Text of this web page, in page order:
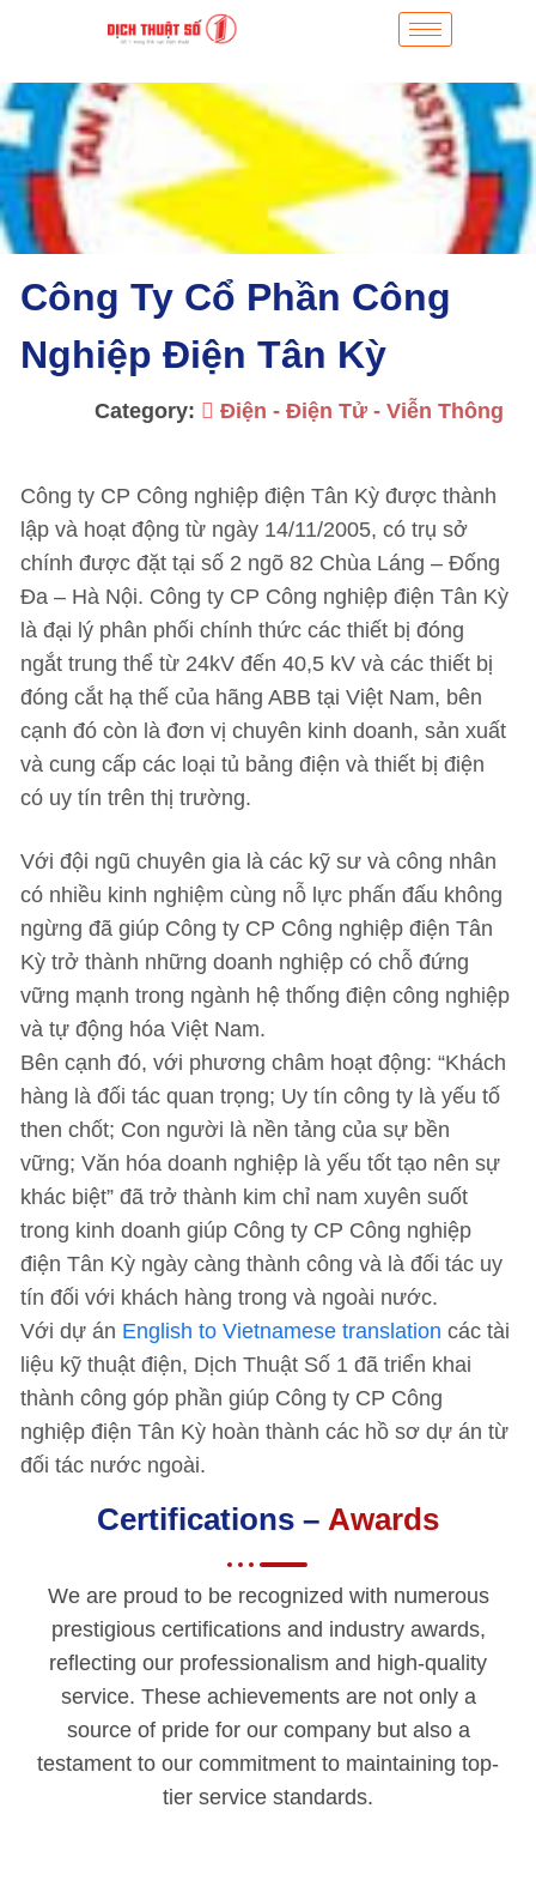
Công Ty Cổ Phần Công
Nghiệp Điện Tân Kỳ
Category: Điện - Điện Tử - Viễn Thông
Công ty CP Công nghiệp điện Tân Kỳ được thành
lập và hoạt động từ ngày 14/11/2005, có trụ sở
chính được đặt tại số 2 ngõ 82 Chùa Láng – Đống
Đa – Hà Nội. Công ty CP Công nghiệp điện Tân Kỳ
là đại lý phân phối chính thức các thiết bị đóng
ngắt trung thể từ 24kV đến 40,5 kV và các thiết bị
đóng cắt hạ thế của hãng ABB tại Việt Nam, bên
cạnh đó còn là đơn vị chuyên kinh doanh, sản xuất
và cung cấp các loại tủ bảng điện và thiết bị điện
có uy tín trên thị trường.
Với đội ngũ chuyên gia là các kỹ sư và công nhân
có nhiều kinh nghiệm cùng nỗ lực phấn đấu không
ngừng đã giúp Công ty CP Công nghiệp điện Tân
Kỳ trở thành những doanh nghiệp có chỗ đứng
vững mạnh trong ngành hệ thống điện công nghiệp
và tự động hóa Việt Nam.
Bên cạnh đó, với phương châm hoạt động: “Khách
hàng là đối tác quan trọng; Uy tín công ty là yếu tố
then chốt; Con người là nền tảng của sự bền
vững; Văn hóa doanh nghiệp là yếu tốt tạo nên sự
khác biệt” đã trở thành kim chỉ nam xuyên suốt
trong kinh doanh giúp Công ty CP Công nghiệp
điện Tân Kỳ ngày càng thành công và là đối tác uy
tín đối với khách hàng trong và ngoài nước.
Với dự án English to Vietnamese translation các tài
liệu kỹ thuật điện, Dịch Thuật Số 1 đã triển khai
thành công góp phần giúp Công ty CP Công
nghiệp điện Tân Kỳ hoàn thành các hồ sơ dự án từ
đối tác nước ngoài.
Certifications – Awards
We are proud to be recognized with numerous
prestigious certifications and industry awards,
reflecting our professionalism and high-quality
service. These achievements are not only a
source of pride for our company but also a
testament to our commitment to maintaining top-
tier service standards.